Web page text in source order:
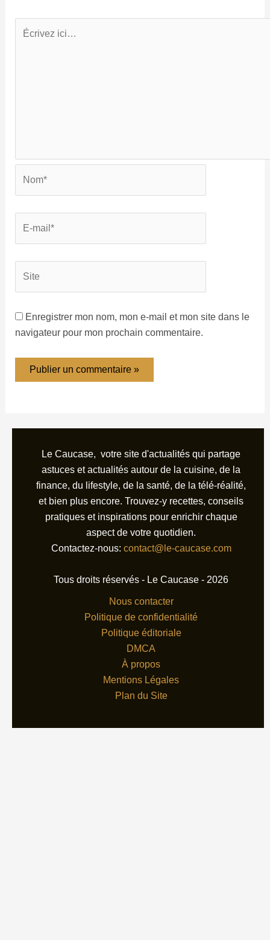
Enregistrer mon nom, mon e-mail et mon site dans le
navigateur pour mon prochain commentaire.
Le Caucase, votre site d'actualités qui partage
astuces et actualités autour de la cuisine, de la
finance, du lifestyle, de la santé, de la télé-réalité,
et bien plus encore. Trouvez-y recettes, conseils
pratiques et inspirations pour enrichir chaque
aspect de votre quotidien.
Contactez-nous: contact@le-caucase.com
Tous droits réservés - Le Caucase - 2026
Nous contacter
Politique de confidentialité
Politique éditoriale
DMCA
À propos
Mentions Légales
Plan du Site